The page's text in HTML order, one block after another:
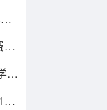
伦
力
大